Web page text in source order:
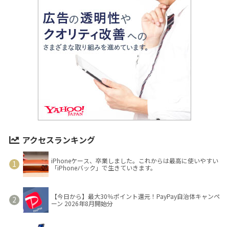
アクセスランキング
iPhoneケース、卒業しました。これからは最高に使いやすい
「iPhoneバック」で生きていきます。
【今日から】最大30％ポイント還元！PayPay自治体キャンペ
ーン 2026年8月開始分